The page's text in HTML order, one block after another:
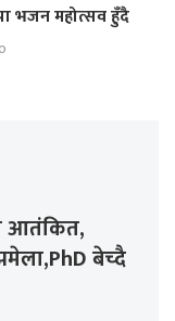
भजन महोत्सव हुँदै
आतंकित,
बेच्दै